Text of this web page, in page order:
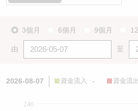
3個月 6個月 9個月
由 至
2026-08-07 資金流入 - 資金流出
240